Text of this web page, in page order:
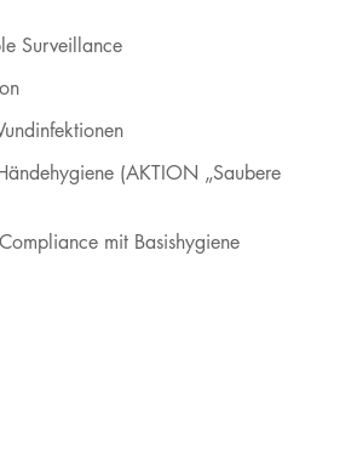
Surveillance
(AKTION „Saubere
mit Basishygiene